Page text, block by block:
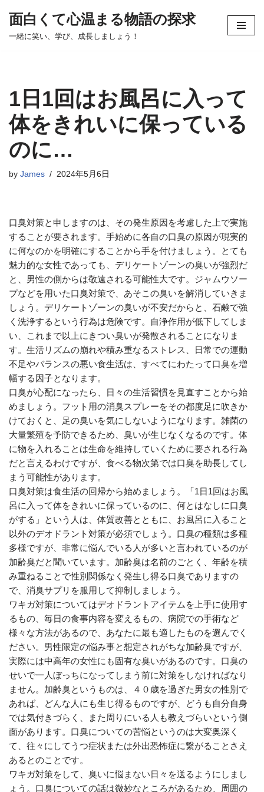
コ
へ
ス
キ
ッ
プ
面白くて心温まる物語の探求
一緒に笑い、学び、成長しましょう！
1日1回はお風呂に入って
体をきれいに保っている
のに…
by James 2024年5月6日
口臭対策と申しますのは、その発生原因を考慮した上で実施
することが要されます。手始めに各自の口臭の原因が現実的
に何なのかを明確にすることから手を付けましょう。とても
魅力的な女性であっても、デリケートゾーンの臭いが強烈だ
と、男性の側からは敬遠される可能性大です。ジャムウソー
プなどを用いた口臭対策で、あそこの臭いを解消していきま
しょう。デリケートゾーンの臭いが不安だからと、石鹸で強
く洗浄するという行為は危険です。自浄作用が低下してしま
い、これまで以上にきつい臭いが発散されることになりま
す。生活リズムの崩れや積み重なるストレス、日常での運動
不足やバランスの悪い食生活は、すべてにわたって口臭を増
幅する因子となります。
口臭が心配になったら、日々の生活習慣を見直すことから始
めましょう。フット用の消臭スプレーをその都度足に吹きか
けておくと、足の臭いを気にしないようになります。雑菌の
大量繁殖を予防できるため、臭いが生じなくなるのです。体
に物を入れることは生命を維持していくために要される行為
だと言えるわけですが、食べる物次第では口臭を助長してし
まう可能性があります。
口臭対策は食生活の回帰から始めましょう。「1日1回はお風
呂に入って体をきれいに保っているのに、何とはなしに口臭
がする」という人は、体質改善とともに、お風呂に入ること
以外のデオドラント対策が必須でしょう。口臭の種類は多種
多様ですが、非常に悩んでいる人が多いと言われているのが
加齢臭だと聞いています。加齢臭は名前のごとく、年齢を積
み重ねることで性別関係なく発生し得る口臭でありますの
で、消臭サプリを服用して抑制しましょう。
ワキガ対策についてはデオドラントアイテムを上手に使用す
るもの、毎日の食事内容を変えるもの、病院での手術など
様々な方法があるので、あなたに最も適したものを選んでく
ださい。男性限定の悩み事と想定されがちな加齢臭ですが、
実際には中高年の女性にも固有な臭いがあるのです。口臭の
せいで一人ぼっちになってしまう前に対策をしなければなり
ません。加齢臭というものは、４０歳を過ぎた男女の性別で
あれば、どんな人にも生じ得るものですが、どうも自分自身
では気付きづらく、また周りにいる人も教えづらいという側
面があります。口臭についての苦悩というのは大変奥深く
て、往々にしてうつ症状または外出恐怖症に繋がることさえ
あるとのことです。
ワキガ対策をして、臭いに悩まない日々を送るようにしまし
ょう。口臭についての話は微妙なところがあるため、周囲の